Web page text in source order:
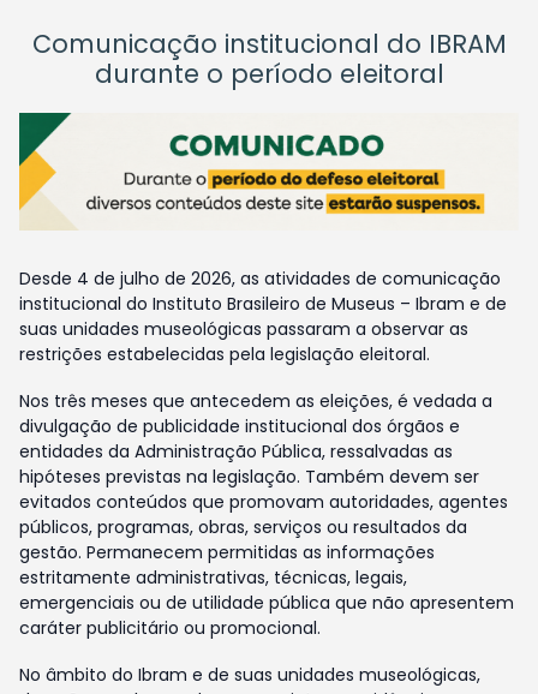
Comunicação institucional do IBRAM
durante o período eleitoral
Desde 4 de julho de 2026, as atividades de comunicação
institucional do Instituto Brasileiro de Museus – Ibram e de
suas unidades museológicas passaram a observar as
restrições estabelecidas pela legislação eleitoral.
Nos três meses que antecedem as eleições, é vedada a
divulgação de publicidade institucional dos órgãos e
entidades da Administração Pública, ressalvadas as
hipóteses previstas na legislação. Também devem ser
evitados conteúdos que promovam autoridades, agentes
públicos, programas, obras, serviços ou resultados da
gestão. Permanecem permitidas as informações
estritamente administrativas, técnicas, legais,
emergenciais ou de utilidade pública que não apresentem
caráter publicitário ou promocional.
No âmbito do Ibram e de suas unidades museológicas,